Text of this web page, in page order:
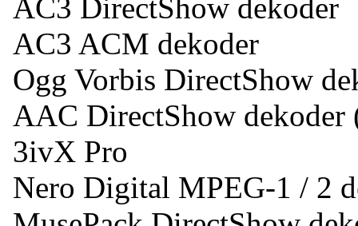
AC3 DirectShow dekoder
AC3 ACM dekoder
Ogg Vorbis DirectShow
AAC DirectShow dekoder
3ivX Pro
Nero Digital MPEG-1 / 2